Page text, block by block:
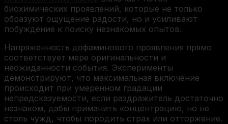
биохимических проявлений, которые не только
образуют ощущение радости, но и усиливают
побуждение к поиску незнакомых опытов.
Напряженность дофаминового проявления прямо
соответствует мере оригинальности и
неожиданности события. Эксперименты
демонстрируют, что максимальная включение
происходит при умеренном градации
непредсказуемости, если раздражитель достаточно
незнаком, дабы приманить концентрацию, но не
столь чужд, чтобы породить страх или отторжение.